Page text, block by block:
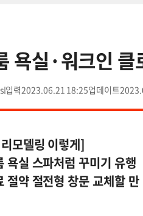
욕실·워크인 클
2023.06.21 18:25
모델링 이렇게]
욕실 스파처럼 꾸미기 유행
절약 절전형 창문 교체할 만